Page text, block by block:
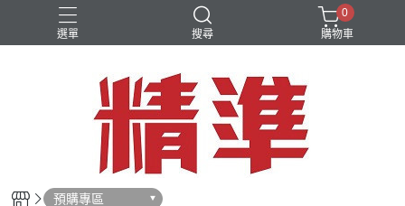
選單 搜尋
0
購物車
預購專區